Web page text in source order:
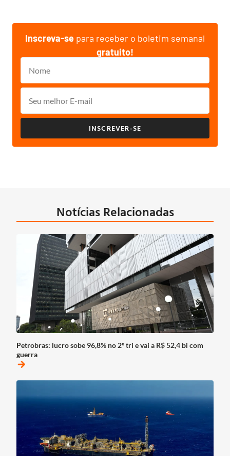
Inscreva-se para receber o boletim semanal
gratuito!
INSCREVER-SE
Notícias Relacionadas
Petrobras: lucro sobe 96,8% no 2º tri e vai a R$ 52,4 bi com
guerra
arrow_forward